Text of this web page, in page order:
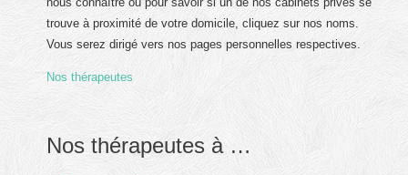
trouve à proximité de votre domicile, cliquez sur nos noms.
Vous serez dirigé vers nos pages personnelles respectives.
Nos thérapeutes
Nos thérapeutes à …